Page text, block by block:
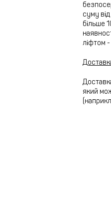
суму
більше
ліфтом
який